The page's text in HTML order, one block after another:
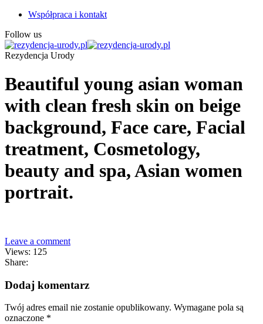
Współpraca i kontakt
Follow us
Rezydencja Urody
Beautiful young asian woman
with clean fresh skin on beige
background, Face care, Facial
treatment, Cosmetology,
beauty and spa, Asian women
portrait.
Leave a comment
Views: 125
Share:
Dodaj komentarz
Twój adres email nie zostanie opublikowany. Wymagane pola są
oznaczone *